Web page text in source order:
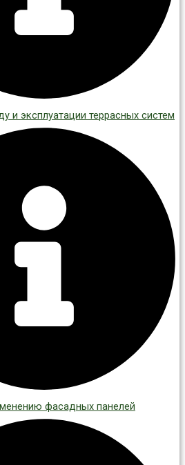
и эксплуатации террасных систем
фасадных панелей